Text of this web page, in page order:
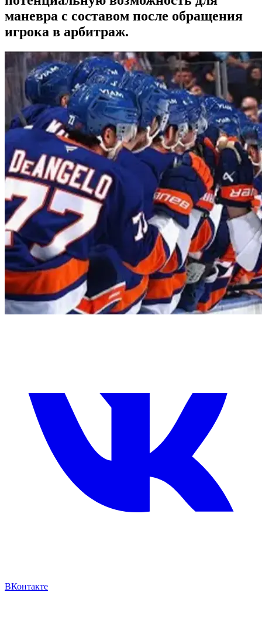
маневра с составом после обращения
игрока в арбитраж.
ВКонтакте